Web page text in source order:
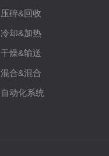
压碎&回收
冷却&加热
干燥&输送
混合&混合
自动化系统